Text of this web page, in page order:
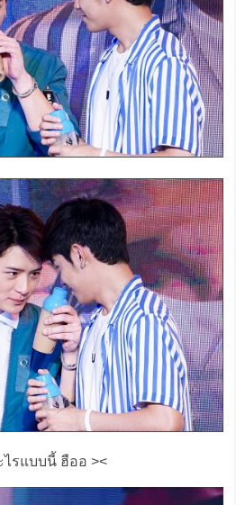
ไรแบบนี้ ฮืออ ><